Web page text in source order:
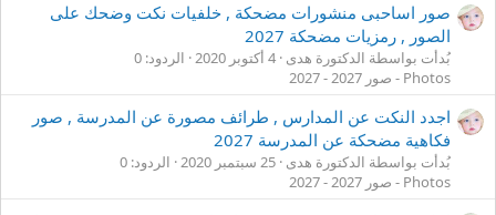
صور اساحبى منشورات مضحكة , خلفيات نكت وضحك على
الصور , رمزيات مضحكة 2027
بُدأت بواسطة الدكتورة هدى 4 أكتوبر 2020
الردود: 0
Photos - صور 2027 - 2027
اجدد النكت عن المدارس , طرائف مصورة عن المدرسة , صور
فكاهية مضحكة عن المدرسة 2027
بُدأت بواسطة الدكتورة هدى 25 سبتمبر 2020
الردود: 0
Photos - صور 2027 - 2027